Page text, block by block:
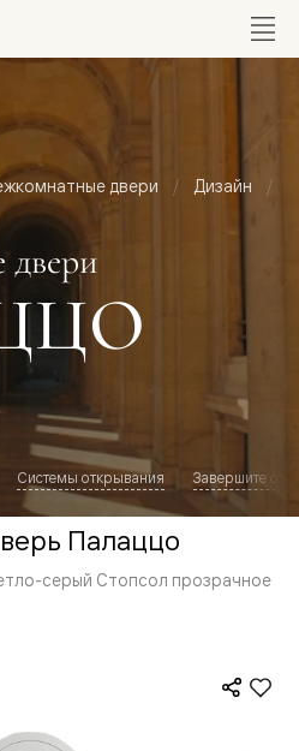
двери Дизайн
Системы открывания Завершите
Палаццо
серый Стопсол прозрачное